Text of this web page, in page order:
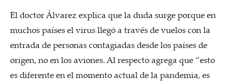
El doctor Álvarez explica que la duda surge porque en
muchos países el virus llegó a través de vuelos con la
entrada de personas contagiadas desde los países de
origen, no en los aviones. Al respecto agrega que “esto
es diferente en el momento actual de la pandemia, es